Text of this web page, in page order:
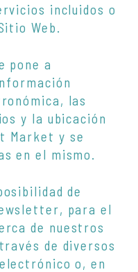
incluidos o
Web.
pone a
las
y la ubicación
Market y se
en el mismo.
de
para el
de nuestros
de diversos
o, en